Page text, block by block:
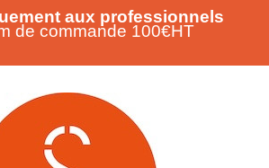
aux professionnels
de commande 100€HT